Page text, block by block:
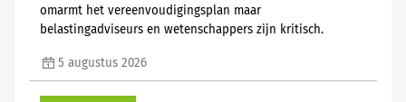
omarmt het vereenvoudigingsplan maar
belastingadviseurs en wetenschappers zijn kritisch.
5 augustus 2026